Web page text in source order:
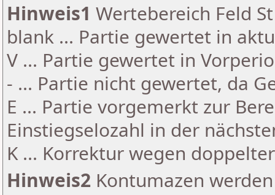
Hinweis1 Wertebereich Feld
blank ... Partie gewertet in
V ... Partie gewertet in
- ... Partie nicht gewertet, da
E ... Partie vorgemerkt zur
Einstiegselozahl in der
K ... Korrektur wegen
Hinweis2 Kontumazen